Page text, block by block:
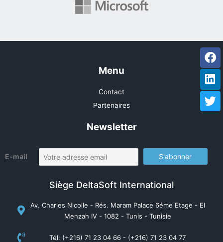
Menu
Contact
Partenaires
Newsletter
E-mail
Siège DeltaSoft International
Av. Charles Nicolle - Rés. Maram Palace 6éme Etage - El
Menzah IV - 1082 - Tunis - Tunisie
Tél: (+216) 71 23 04 66 - (+216) 71 23 04 77